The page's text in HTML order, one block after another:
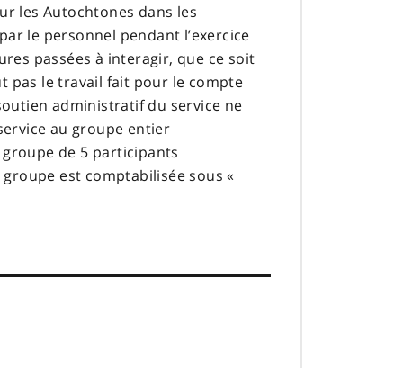
les Autochtones dans les
le personnel pendant l’exercice
passées à interagir, que ce soit
pas le travail fait pour le compte
administratif du service ne
au groupe entier
de 5 participants
est comptabilisée sous «